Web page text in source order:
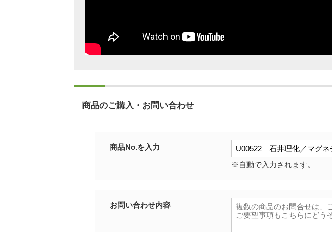
商品のご購入・お問い合わせ
商品No.を入力
※自動で入力されます。
お問い合わせ内容